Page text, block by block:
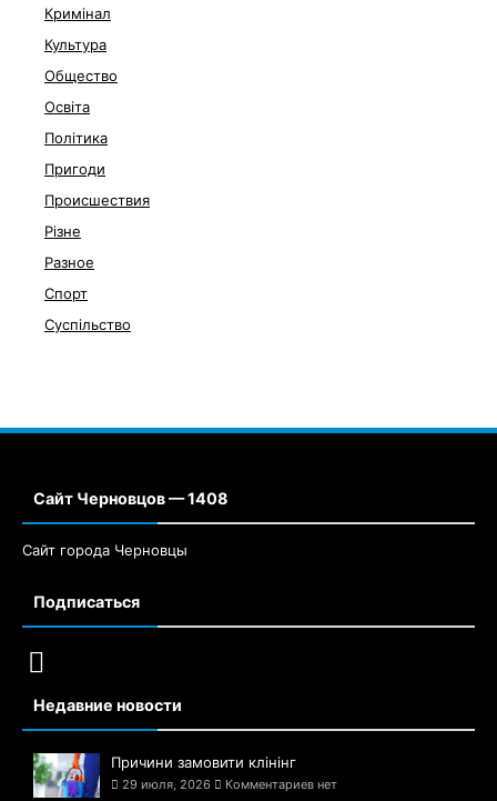
Кримінал
Культура
Общество
Освіта
Політика
Пригоди
Происшествия
Різне
Разное
Спорт
Суспільство
Сайт Черновцов — 1408
Сайт города Черновцы
Подписаться
Недавние новости
Причини замовити клінінг
29 июля, 2026 Комментариев нет